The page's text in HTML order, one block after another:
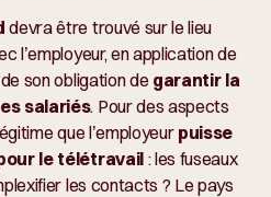
devra être trouvé sur le lieu
l’employeur, en application de
son obligation de garantir la
salariés. Pour des aspects
que l’employeur puisse
le télétravail: les fuseaux
les contacts ? Le pays